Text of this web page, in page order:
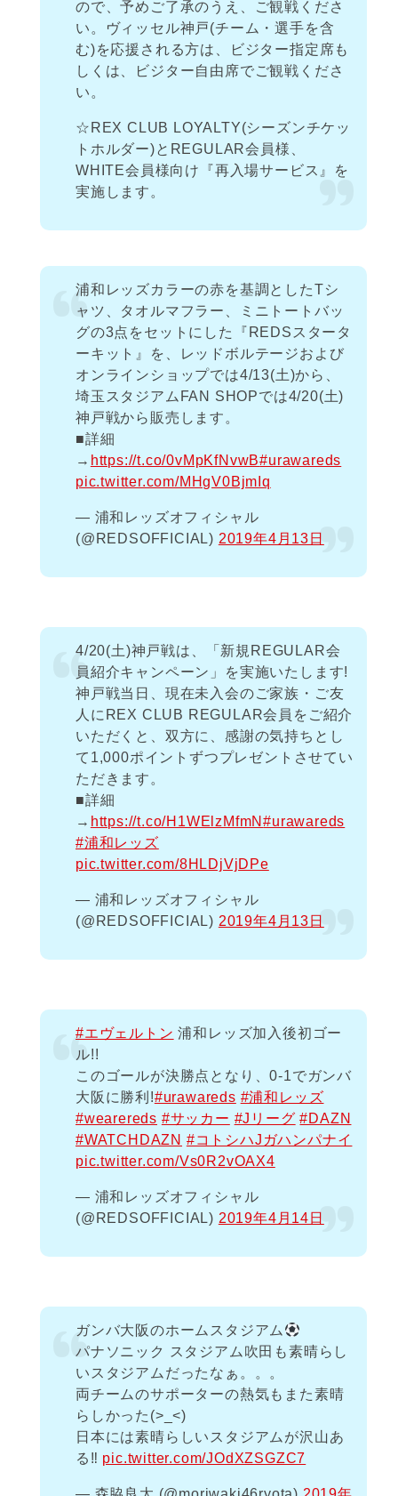
ので、予めご了承のうえ、ご観戦くださ
い。ヴィッセル神戸(チーム・選手を含
む)を応援される方は、ビジター指定席も
しくは、ビジター自由席でご観戦くださ
い。
☆REX CLUB LOYALTY(シーズンチケッ
トホルダー)とREGULAR会員様、
WHITE会員様向け『再入場サービス』を
実施します。
浦和レッズカラーの赤を基調としたTシ
ャツ、タオルマフラー、ミニトートバッ
グの3点をセットにした『REDSスタータ
ーキット』を、レッドボルテージおよび
オンラインショップでは4/13(土)から、
埼玉スタジアムFAN SHOPでは4/20(土)
神戸戦から販売します。
■詳細
→ https://t.co/0vMpKfNvwB#urawareds
pic.twitter.com/MHgV0BjmIq
— 浦和レッズオフィシャル
(@REDSOFFICIAL) 2019年4月13日
4/20(土)神戸戦は、「新規REGULAR会
員紹介キャンペーン」を実施いたします!
神戸戦当日、現在未入会のご家族・ご友
人にREX CLUB REGULAR会員をご紹介
いただくと、双方に、感謝の気持ちとし
て1,000ポイントずつプレゼントさせてい
ただきます。
■詳細
→ https://t.co/H1WElzMfmN#urawareds
#浦和レッズ
pic.twitter.com/8HLDjVjDPe
— 浦和レッズオフィシャル
(@REDSOFFICIAL) 2019年4月13日
#エヴェルトン 浦和レッズ加入後初ゴー
ル!!
このゴールが決勝点となり、0-1でガンバ
大阪に勝利!#urawareds #浦和レッズ
#wearereds #サッカー #Jリーグ #DAZN
#WATCHDAZN #コトシハJガハンパナイ
pic.twitter.com/Vs0R2vOAX4
— 浦和レッズオフィシャル
(@REDSOFFICIAL) 2019年4月14日
ガンバ大阪のホームスタジアム
パナソニック スタジアム吹田も素晴らし
いスタジアムだったなぁ。。。
両チームのサポーターの熱気もまた素晴
らしかった(>_<)
日本には素晴らしいスタジアムが沢山あ
る‼︎ pic.twitter.com/JOdXZSGZC7